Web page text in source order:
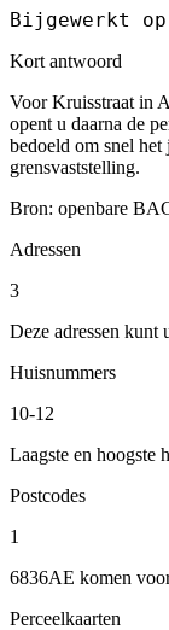
Bijgewerkt
Kort antwoord
Voor Kruisstraat in
opent u daarna de
bedoeld om snel
grensvaststelling.
Bron: openbare
Adressen
3
Deze adressen kunt
Huisnummers
10-12
Laagste en hoogste
Postcodes
1
6836AE komen
Perceelkaarten